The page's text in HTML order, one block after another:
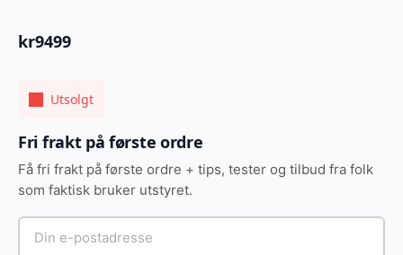
kr9499
Utsolgt
Fri frakt på første ordre
Få fri frakt på første ordre + tips, tester og tilbud fra folk
som faktisk bruker utstyret.